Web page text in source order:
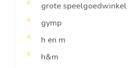
grote speelgoedwinkel
gymp
h en m
h&m